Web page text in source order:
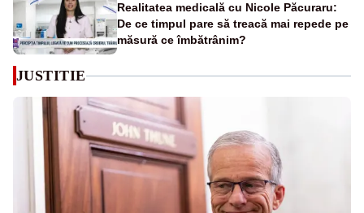
Realitatea medicală cu Nicole Păcuraru:
De ce timpul pare să treacă mai repede pe
măsură ce îmbătrânim?
JUSTITIE